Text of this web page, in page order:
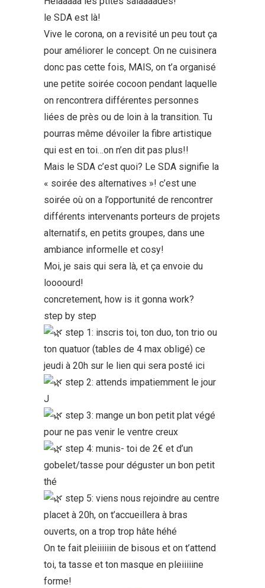
le SDA est là!
Vive le corona, on a revisité un peu tout ça
pour améliorer le concept. On ne cuisinera
donc pas cette fois, MAIS, on t’a organisé
une petite soirée cocoon pendant laquelle
on rencontrera différentes personnes
liées de près ou de loin à la transition. Tu
pourras même dévoiler la fibre artistique
qui est en toi…on n’en dit pas plus!!
Mais le SDA c’est quoi? Le SDA signifie la
« soirée des alternatives »! c’est une
soirée où on a l’opportunité de rencontrer
différents intervenants porteurs de projets
alternatifs, en petits groupes, dans une
ambiance informelle et cosy!
Moi, je sais qui sera là, et ça envoie du
loooourd!
concretement, how is it gonna work?
step by step
step 1: inscris toi, ton duo, ton trio ou
ton quatuor (tables de 4 max obligé) ce
jeudi à 20h sur le lien qui sera posté ici
step 2: attends impatiemment le jour
J
step 3: mange un bon petit plat végé
pour ne pas venir le ventre creux
step 4: munis- toi de 2€ et d’un
gobelet/tasse pour déguster un bon petit
thé
step 5: viens nous rejoindre au centre
placet à 20h, on t’accueillera à bras
ouverts, on a trop trop hâte héhé
On te fait pleiiiiiin de bisous et on t’attend
toi, ta tasse et ton masque en pleiiiiine
forme!